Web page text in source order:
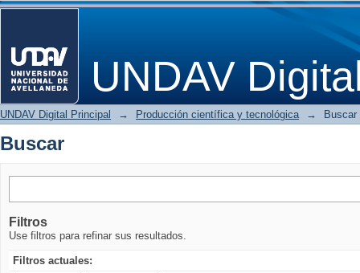
UNDAV
Buscar
UNDAV Digital Principal → Producción científica y tecnológica → Buscar
Buscar
Filtros
Use filtros para refinar sus resultados.
Filtros actuales: